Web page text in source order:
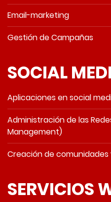
Email-marketing
Gestión de Campañas
SOCIAL
Aplicaciones en social
Administración de las
Management)
Creación de comunidades
SERVICIOS